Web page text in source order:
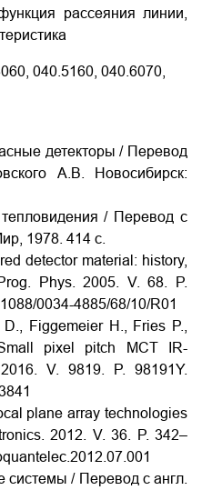
рассеяния линии,
040.5160, 040.6070,
детекторы / Перевод
А.В. Новосибирск:
/ Перевод с
1978. 414 с.
detector material: history,
Phys. 2005. V. 68. P.
0034-4885/68/10/R01
Figgemeier H., Fries P.,
pixel pitch MCT IR-
V. 9819. P. 98191Y.
plane array technologies
2012. V. 36. P. 342–
/ Перевод с англ.